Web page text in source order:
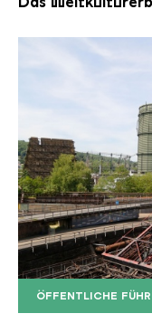
ÖFFENTLICHE
Der
Copyright: